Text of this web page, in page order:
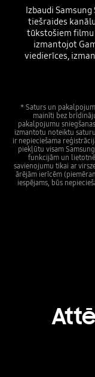
Izbaudi
tiešraides
tūkstošiem filmu
izmantojot
viedierīces,
* Saturs un
mainīti bez
pakalpojumu
izmantotu noteiktu
ir nepieciešama
piekļūtu visam
funkcijām un
savienojumu tikai ar
ārējām ierīcēm
iespējams, būs